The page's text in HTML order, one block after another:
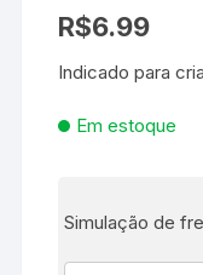
R$6.99
Indicado para
Em estoque
Simulação de